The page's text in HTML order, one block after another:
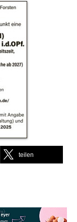
teilen